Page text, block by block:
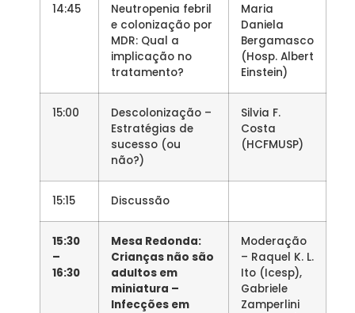
14:45
Neutropenia febril
e colonização por
MDR: Qual a
implicação no
tratamento?
Maria
Daniela
Bergamasco
(Hosp. Albert
Einstein)
15:00
Descolonização –
Estratégias de
sucesso (ou
não?)
Silvia F.
Costa
(HCFMUSP)
15:15 Discussão
15:30
–
16:30
Mesa Redonda:
Crianças não são
adultos em
miniatura –
Infecções em
Moderação
– Raquel K. L.
Ito (Icesp),
Gabriele
Zamperlini